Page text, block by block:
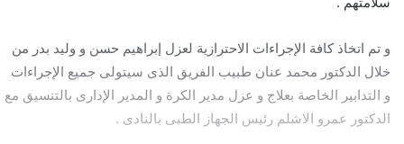
و تم اتخاذ كافة الإجراءات الاحترازية لعزل إبراهيم حسن و وليد بدر من
خلال الدكتور محمد عنان طبيب الفريق الذى سيتولى جميع الإجراءات
و التدابير الخاصة بعلاج و عزل مدير الكرة و المدير الإدارى بالتنسيق مع
الدكتور عمرو الاشلم رئيس الجهاز الطبى بالنادى .